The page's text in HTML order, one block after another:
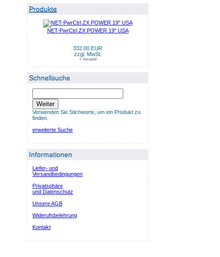
Produkte
NET-PwrCtrl ZX POWER 19" USA
332.00 EUR
zzgl. MwSt.
+ Versand
Schnellsuche
Weiter
Verwenden Sie Stichworte, um ein Produkt zu
finden.
erweiterte Suche
Informationen
Liefer- und
Versandbedingungen
Privatsphäre
und Datenschutz
Unsere AGB
Widerufsbelehrung
Kontakt